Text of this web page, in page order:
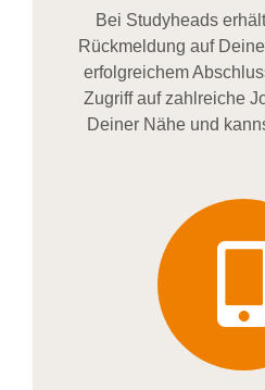
Bei Studyheads
Rückmeldung auf
erfolgreichem
Zugriff auf zahlreiche
Deiner Nähe und